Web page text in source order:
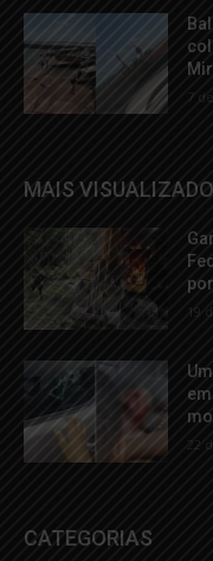
7
MAIS
19
22
CATEGORIAS